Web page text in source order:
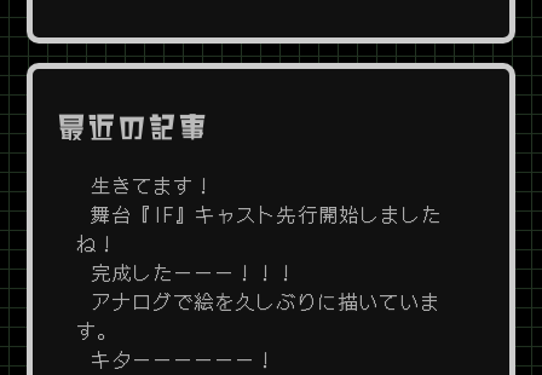
最近の記事
生きてます！
舞台『IF』キャスト先行開始しました
ね！
完成したーーー！！！
アナログで絵を久しぶりに描いていま
す。
キターーーーーー！